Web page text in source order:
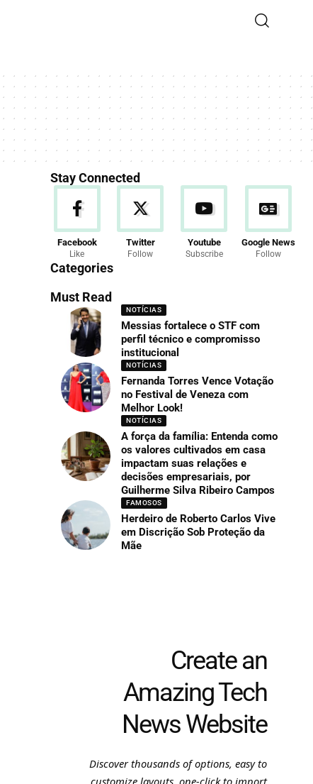
Stay Connected
Facebook
Like
Twitter
Follow
Youtube
Subscribe
Google News
Follow
Categories
Must Read
NOTÍCIAS
Messias fortalece o STF com
perfil técnico e compromisso
institucional
NOTÍCIAS
Fernanda Torres Vence Votação
no Festival de Veneza com
Melhor Look!
NOTÍCIAS
A força da família: Entenda como
os valores cultivados em casa
impactam suas relações e
decisões empresariais, por
Guilherme Silva Ribeiro Campos
FAMOSOS
Herdeiro de Roberto Carlos Vive
em Discrição Sob Proteção da
Mãe
Create an
Amazing Tech
News Website
Discover thousands of options, easy to
customize layouts, one-click to import